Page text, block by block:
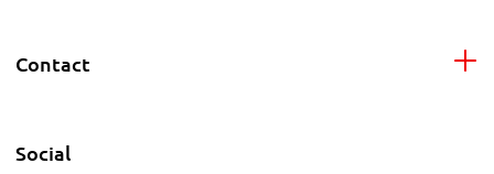
Contact
Social